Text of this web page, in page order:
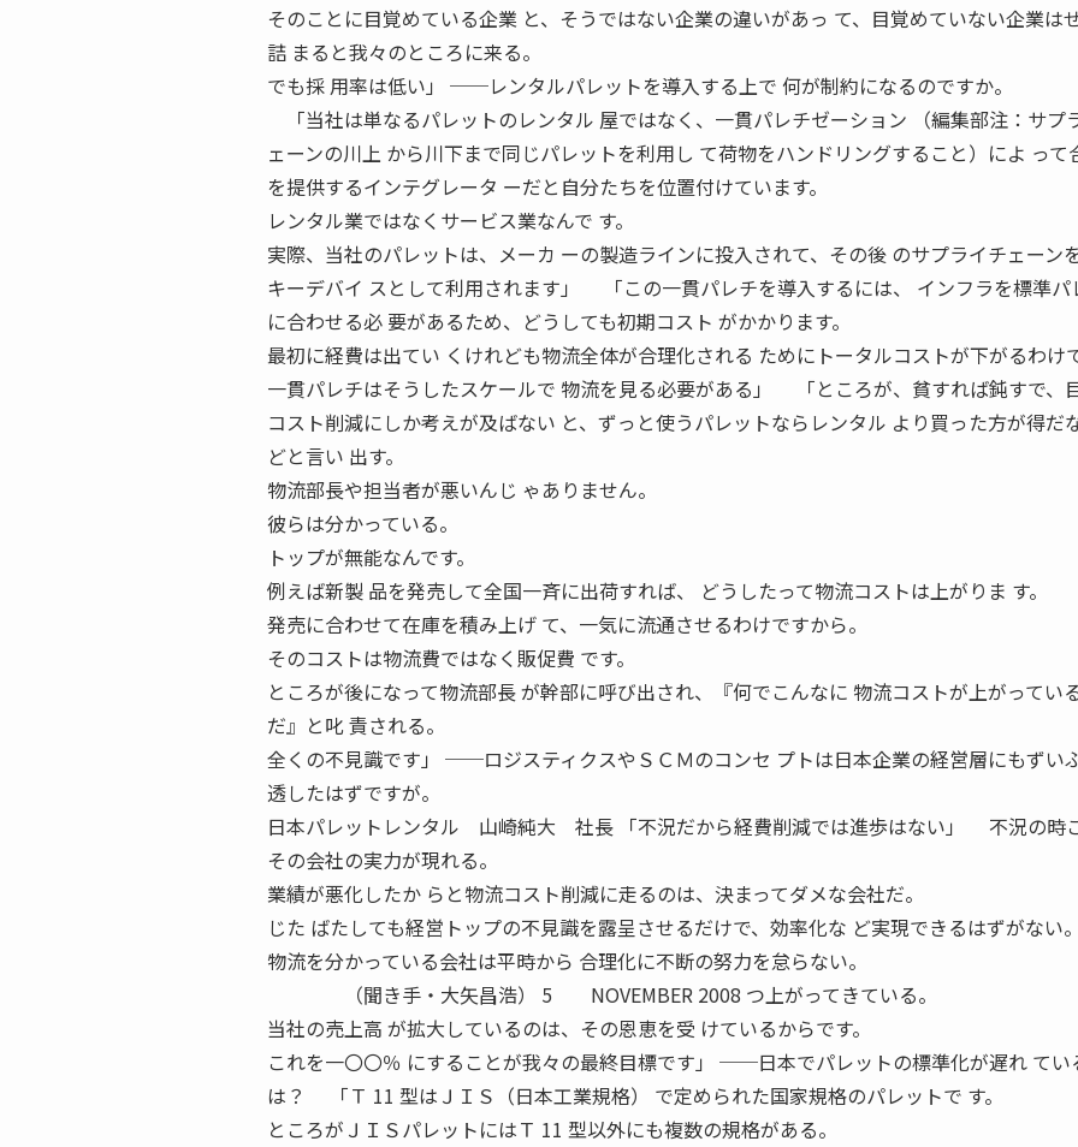
そのことに目覚めている企業 と、そうではない企業の違いがあっ て、目覚めていない企業は
詰 まると我々のところに来る。
でも採 用率は低い」 ──レンタルパレットを導入する上で 何が制約になるのですか。
「当社は単なるパレットのレンタル 屋ではなく、一貫パレチゼーション （編集部注：サプ
ェーンの川上 から川下まで同じパレットを利用し て荷物をハンドリングすること）によ って
を提供するインテグレータ ーだと自分たちを位置付けています。
レンタル業ではなくサービス業なんで す。
実際、当社のパレットは、メーカ ーの製造ラインに投入されて、その後 のサプライチェーン
キーデバイ スとして利用されます」 「この一貫パレチを導入するには、 インフラを標準パ
に合わせる必 要があるため、どうしても初期コスト がかかります。
最初に経費は出てい くけれども物流全体が合理化される ためにトータルコストが下がるわけで
一貫パレチはそうしたスケールで 物流を見る必要がある」 「ところが、貧すれば鈍すで、
コスト削減にしか考えが及ばない と、ずっと使うパレットならレンタル より買った方が得だ
どと言い 出す。
物流部長や担当者が悪いんじ ゃありません。
彼らは分かっている。
トップが無能なんです。
例えば新製 品を発売して全国一斉に出荷すれば、 どうしたって物流コストは上がりま す。
発売に合わせて在庫を積み上げ て、一気に流通させるわけですから。
そのコストは物流費ではなく販促費 です。
ところが後になって物流部長 が幹部に呼び出され、『何でこんなに 物流コストが上がってい
だ』と叱 責される。
全くの不見識です」 ──ロジスティクスやＳＣＭのコンセ プトは日本企業の経営層にもずい
透したはずですが。
日本パレットレンタル 山崎純大 社長 「不況だから経費削減では進歩はない」 不況の時こ
その会社の実力が現れる。
業績が悪化したか らと物流コスト削減に走るのは、決まってダメな会社だ。
じた ばたしても経営トップの不見識を露呈させるだけで、効率化な ど実現できるはずがない。
物流を分かっている会社は平時から 合理化に不断の努力を怠らない。
（聞き手・大矢昌浩） 5 NOVEMBER 2008 つ上がってきている。
当社の売上高 が拡大しているのは、その恩恵を受 けているからです。
これを一〇〇％ にすることが我々の最終目標です」 ──日本でパレットの標準化が遅れ てい
は？ 「Ｔ 11 型はＪＩＳ（日本工業規格） で定められた国家規格のパレットで す。
ところがＪＩＳパレットにはＴ 11 型以外にも複数の規格がある。